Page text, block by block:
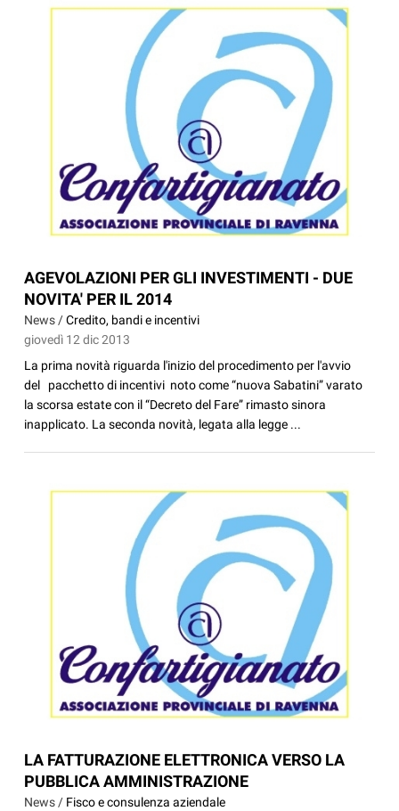
AGEVOLAZIONI PER GLI INVESTIMENTI - DUE
NOVITA' PER IL 2014
News /Credito, bandi e incentivi
giovedì 12 dic 2013
La prima novità riguarda l'inizio del procedimento per l'avvio
del pacchetto di incentivi noto come “nuova Sabatini” varato
la scorsa estate con il “Decreto del Fare” rimasto sinora
inapplicato. La seconda novità, legata alla legge ...
LA FATTURAZIONE ELETTRONICA VERSO LA
PUBBLICA AMMINISTRAZIONE
News / Fisco e consulenza aziendale